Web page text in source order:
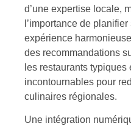
d’une expertise locale,
l’importance de
expérience
des recommandations
les restaurants typiques
incontournables pour
culinaires régionales.
Une intégration